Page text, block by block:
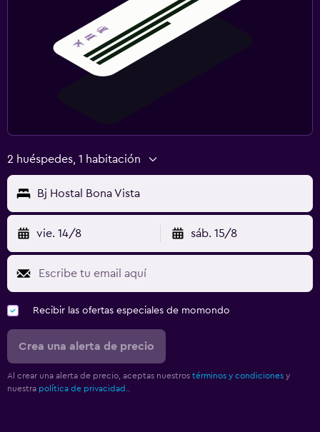
2 huéspedes, 1 habitación
Bj Hostal Bona Vista
vie. 14/8 sáb. 15/8
Recibir las ofertas especiales de momondo
Crea una alerta de precio
Al crear una alerta de precio, aceptas nuestros términos y condiciones y
nuestra política de privacidad.